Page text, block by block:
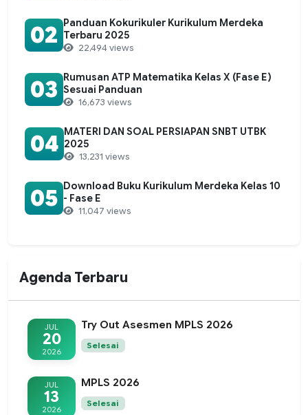
02 Panduan Kokurikuler Kurikulum Merdeka
Terbaru 2025
22,494 views
03 Rumusan ATP Matematika Kelas X (Fase E)
Sesuai Panduan
16,673 views
04 MATERI DAN SOAL PERSIAPAN SNBT UTBK
2025
13,231 views
05 Download Buku Kurikulum Merdeka Kelas 10
- Fase E
11,047 views
Agenda Terbaru
JUL
20
2026
Try Out Asesmen MPLS 2026
Selesai
JUL
13
2026
MPLS 2026
Selesai